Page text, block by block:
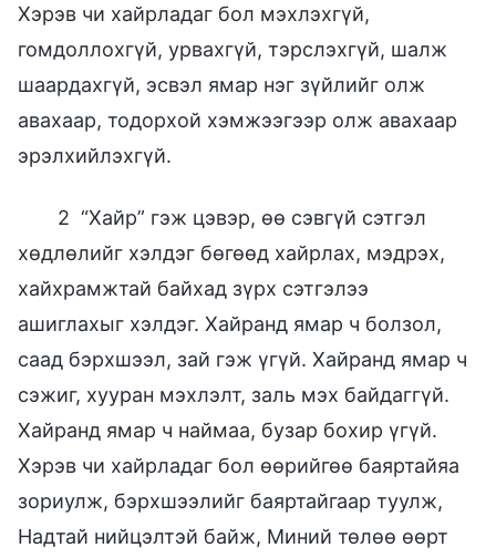
Хэрэв чи хайрладаг бол мэхлэхгүй,
гомдоллохгүй, урвахгүй, тэрслэхгүй, шалж
шаардахгүй, эсвэл ямар нэг зүйлийг олж
авахаар, тодорхой хэмжээгээр олж авахаар
эрэлхийлэхгүй.
2 “Хайр” гэж цэвэр, өө сэвгүй сэтгэл
хөдлөлийг хэлдэг бөгөөд хайрлах, мэдрэх,
хайхрамжтай байхад зүрх сэтгэлээ
ашиглахыг хэлдэг. Хайранд ямар ч болзол,
саад бэрхшээл, зай гэж үгүй. Хайранд ямар ч
сэжиг, хууран мэхлэлт, заль мэх байдаггүй.
Хайранд ямар ч наймаа, бузар бохир үгүй.
Хэрэв чи хайрладаг бол өөрийгөө баяртайяа
зориулж, бэрхшээлийг баяртайгаар туулж,
Надтай нийцэлтэй байж, Миний төлөө өөрт